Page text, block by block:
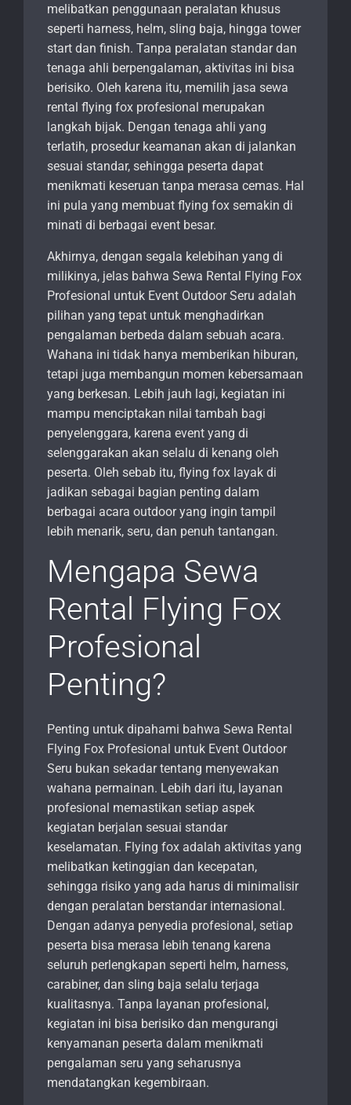
melibatkan penggunaan peralatan khusus
seperti harness, helm, sling baja, hingga tower
start dan finish. Tanpa peralatan standar dan
tenaga ahli berpengalaman, aktivitas ini bisa
berisiko. Oleh karena itu, memilih jasa sewa
rental flying fox profesional merupakan
langkah bijak. Dengan tenaga ahli yang
terlatih, prosedur keamanan akan di jalankan
sesuai standar, sehingga peserta dapat
menikmati keseruan tanpa merasa cemas. Hal
ini pula yang membuat flying fox semakin di
minati di berbagai event besar.
Akhirnya, dengan segala kelebihan yang di
milikinya, jelas bahwa Sewa Rental Flying Fox
Profesional untuk Event Outdoor Seru adalah
pilihan yang tepat untuk menghadirkan
pengalaman berbeda dalam sebuah acara.
Wahana ini tidak hanya memberikan hiburan,
tetapi juga membangun momen kebersamaan
yang berkesan. Lebih jauh lagi, kegiatan ini
mampu menciptakan nilai tambah bagi
penyelenggara, karena event yang di
selenggarakan akan selalu di kenang oleh
peserta. Oleh sebab itu, flying fox layak di
jadikan sebagai bagian penting dalam
berbagai acara outdoor yang ingin tampil
lebih menarik, seru, dan penuh tantangan.
Mengapa Sewa
Rental Flying Fox
Profesional
Penting?
Penting untuk dipahami bahwa Sewa Rental
Flying Fox Profesional untuk Event Outdoor
Seru bukan sekadar tentang menyewakan
wahana permainan. Lebih dari itu, layanan
profesional memastikan setiap aspek
kegiatan berjalan sesuai standar
keselamatan. Flying fox adalah aktivitas yang
melibatkan ketinggian dan kecepatan,
sehingga risiko yang ada harus di minimalisir
dengan peralatan berstandar internasional.
Dengan adanya penyedia profesional, setiap
peserta bisa merasa lebih tenang karena
seluruh perlengkapan seperti helm, harness,
carabiner, dan sling baja selalu terjaga
kualitasnya. Tanpa layanan profesional,
kegiatan ini bisa berisiko dan mengurangi
kenyamanan peserta dalam menikmati
pengalaman seru yang seharusnya
mendatangkan kegembiraan.